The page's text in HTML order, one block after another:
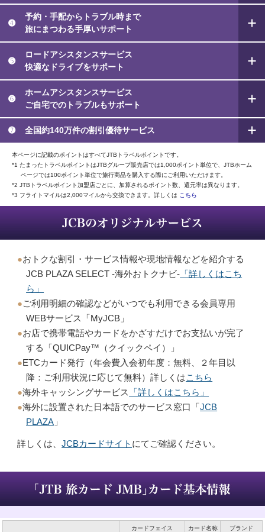
➍
予約・手配からトラブル時まで
旅にまつわる手厚いサポート
➎
ロードアシスタンスサービス
快適なドライブをサポート
➏
ホームアシスタンスサービス
ご自宅でのトラブルもサポート
➐ 全国約140万件の割引優待サービス
本ページに記載のポイントはすべてJTBトラベルポイントです。
*1 たまったトラベルポイントはJTBグループ販売店では1,000ポイント単位で、JTBホーム
ページでは100ポイント単位で旅行商品を購入する際にご利用いただけます。
*2 JTBトラベルポイント加盟店ごとに、加算されるポイント数、還元率は異なります。
*3 フライトマイルは2,000マイルから交換できます。詳しくは こちら
●おトクな割引・サービス情報や現地情報などを紹介する
JCB PLAZA SELECT -海外おトクナビ- 「詳しくはこち
ら」
●ご利用明細の確認などがいつでも利用できる会員専用
WEBサービス「MyJCB」
●お店で携帯電話やカードをかざすだけでお支払いが完了
する「QUICPay™（クイックペイ）」
●ETCカード発行（年会費入会初年度：無料、２年目以
降：ご利用状況に応じて無料）詳しくはこちら
●海外キャッシングサービス
「詳しくはこちら」
●海外に設置された日本語でのサービス窓口「JCB
PLAZA 」
詳しくは、JCBカードサイト にてご確認ください。
カードフェイス カード名称 ブランド